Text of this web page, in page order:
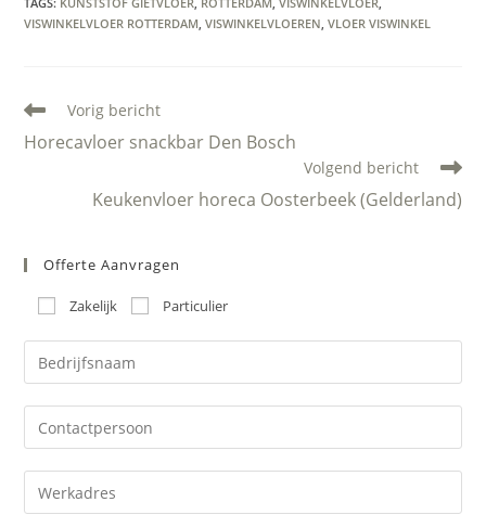
VISWINKELVLOER ROTTERDAM, VISWINKELVLOEREN, VLOER VISWINKEL
Lees
artikelen
Vorig bericht
Horecavloer snackbar Den Bosch
Volgend bericht
Keukenvloer horeca Oosterbeek (Gelderland)
Offerte Aanvragen
Zakelijk Particulier